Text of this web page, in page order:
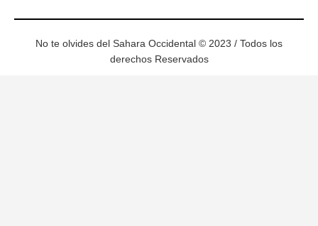
No te olvides del Sahara Occidental © 2023 / Todos los
derechos Reservados